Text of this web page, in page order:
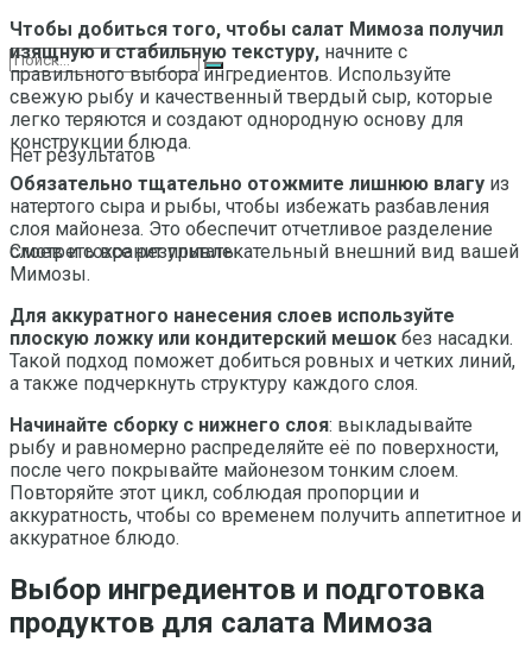
Нет результатов
Смотреть все результаты
Чтобы добиться того, чтобы салат Мимоза получил
изящную и стабильную текстуру, начните с
правильного выбора ингредиентов. Используйте
свежую рыбу и качественный твердый сыр, которые
легко теряются и создают однородную основу для
конструкции блюда.
Обязательно тщательно отожмите лишнюю влагу из
натертого сыра и рыбы, чтобы избежать разбавления
слоя майонеза. Это обеспечит отчетливое разделение
слоев и сохранит привлекательный внешний вид вашей
Мимозы.
Для аккуратного нанесения слоев используйте
плоскую ложку или кондитерский мешок без насадки.
Такой подход поможет добиться ровных и четких линий,
а также подчеркнуть структуру каждого слоя.
Начинайте сборку с нижнего слоя: выкладывайте
рыбу и равномерно распределяйте её по поверхности,
после чего покрывайте майонезом тонким слоем.
Повторяйте этот цикл, соблюдая пропорции и
аккуратность, чтобы со временем получить аппетитное и
аккуратное блюдо.
Выбор ингредиентов и подготовка
продуктов для салата Мимоза